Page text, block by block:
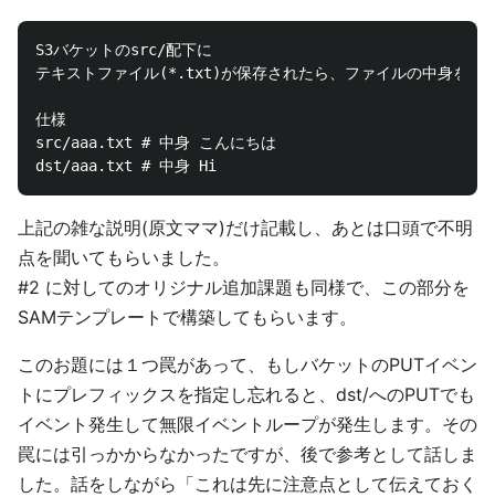
S3バケットのsrc/配下に
テキストファイル(*.txt)が保存されたら、ファイルの中身を英
仕様
src/aaa.txt # 中身 こんにちは
上記の雑な説明(原文ママ)だけ記載し、あとは口頭で不明
点を聞いてもらいました。
#2 に対してのオリジナル追加課題も同様で、この部分を
SAMテンプレートで構築してもらいます。
このお題には１つ罠があって、もしバケットのPUTイベン
トにプレフィックスを指定し忘れると、dst/へのPUTでも
イベント発生して無限イベントループが発生します。その
罠には引っかからなかったですが、後で参考として話しま
した。話をしながら「これは先に注意点として伝えておく